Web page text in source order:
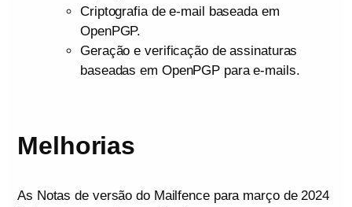
Criptografia de e-mail baseada em
OpenPGP.
Geração e verificação de assinaturas
baseadas em OpenPGP para e-mails.
Melhorias
As Notas de versão do Mailfence para março de 2024